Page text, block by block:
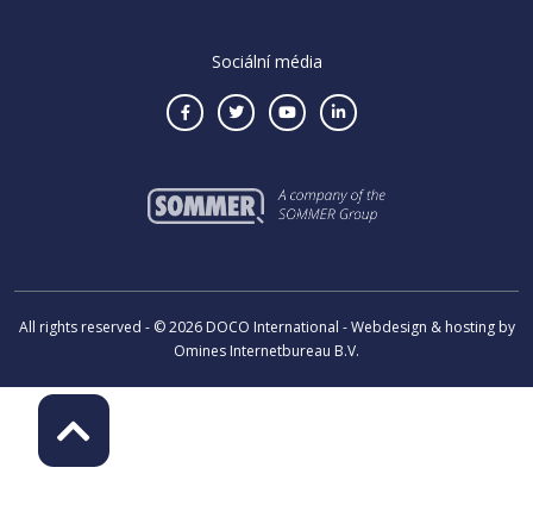
Sociální média
All rights reserved - © 2026 DOCO International - Webdesign & hosting by
Omines Internetbureau B.V.